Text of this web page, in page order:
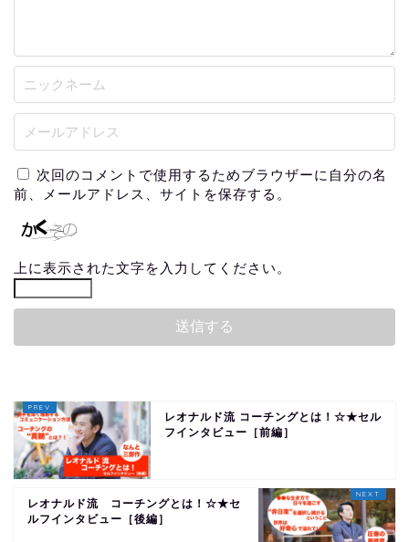
次回のコメントで使用するためブラウザーに自分の名
前、メールアドレス、サイトを保存する。
上に表示された文字を入力してください。
レオナルド流 コーチングとは！☆★セル
フインタビュー［前編］
レオナルド流 コーチングとは！☆★セ
ルフインタビュー［後編］